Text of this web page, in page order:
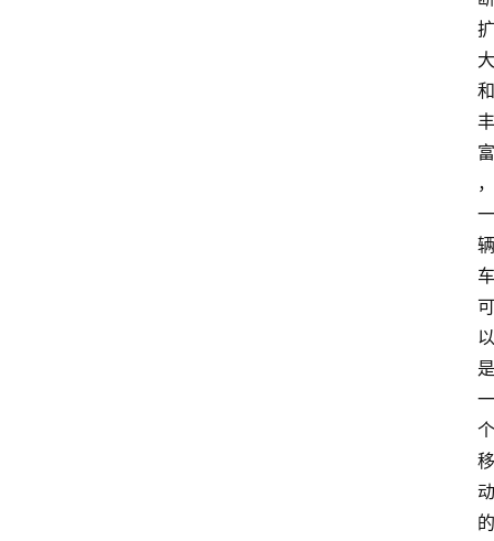
扩
大
和
丰
富
，
一
辆
车
可
以
是
一
个
移
动
的